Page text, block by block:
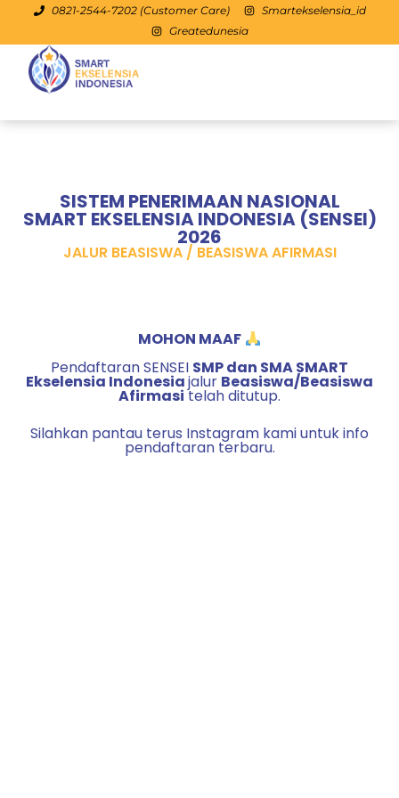
0821-2544-7202 (Customer Care)
Smartekselensia_id
Greatedunesia
SISTEM PENERIMAAN NASIONAL
SMART EKSELENSIA INDONESIA (SENSEI)
2026
JALUR BEASISWA / BEASISWA AFIRMASI
MOHON MAAF
Pendaftaran SENSEI SMP dan SMA SMART
Ekselensia Indonesiajalur Beasiswa/Beasiswa
Afirmasitelah ditutup.
Silahkan pantau terus Instagram kami untuk info
pendaftaran terbaru.